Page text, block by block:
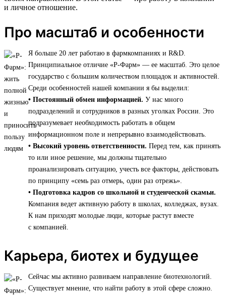
и личное отношение.
Про масштаб и особенности
Я больше 20 лет работаю в фармкомпаниях и R&D.
Принципиальное отличие «Р-Фарм» — ее масштаб. Это целое
государство с большим количеством площадок и активностей.
Среди особенностей нашей компании я бы выделил:
• Постоянный обмен информацией. У нас много
подразделений и сотрудников в разных уголках России. Это
подразумевает необходимость работать в общем
информационном поле и непрерывно взаимодействовать.
• Высокий уровень ответственности. Перед тем, как принять
то или иное решение, мы должны тщательно
проанализировать ситуацию, учесть все факторы, действовать
по принципу «семь раз отмерь, один раз отрежь».
• Подготовка кадров со школьной и студенческой скамьи.
Компания ведет активную работу в школах, колледжах, вузах.
К нам приходят молодые люди, которые растут вместе
с компанией.
Карьера, биотех и будущее
Сейчас мы активно развиваем направление биотехнологий.
Существует мнение, что найти работу в этой сфере сложно.